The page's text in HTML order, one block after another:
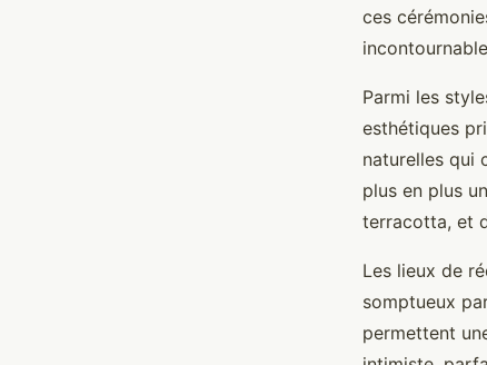
ces
Parmi les
esthétiques
naturelles qui
plus en plus
terracotta, et
Les lieux de
somptueux
permettent